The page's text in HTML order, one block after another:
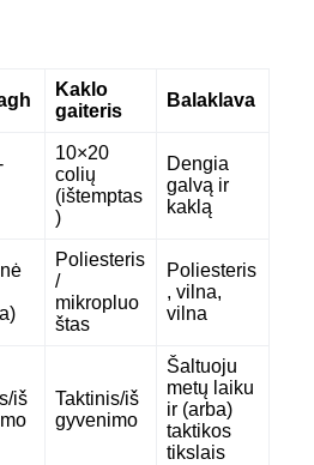
Kaklo
gaiteris
Balaklava
10×20
colių
(ištemptas
)
Dengia
galvą ir
kaklą
Poliesteris
/
mikropluo
štas
Poliesteris
, vilna,
vilna
iš
Taktinis/iš
gyvenimo
Šaltuoju
metų laiku
ir (arba)
taktikos
tikslais